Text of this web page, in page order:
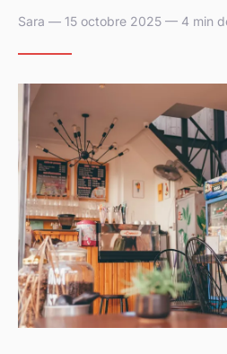
Sara — 15 octobre 2025 — 4 min